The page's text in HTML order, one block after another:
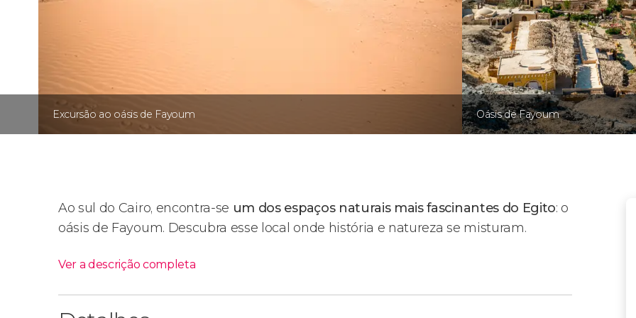
Excursão ao oásis de Fayoum Oásis de Fayoum
Ao sul do Cairo, encontra-se um dos espaços naturais mais fascinantes do Egito: o
oásis de Fayoum. Descubra esse local onde história e natureza se misturam.
Ver a descrição completa